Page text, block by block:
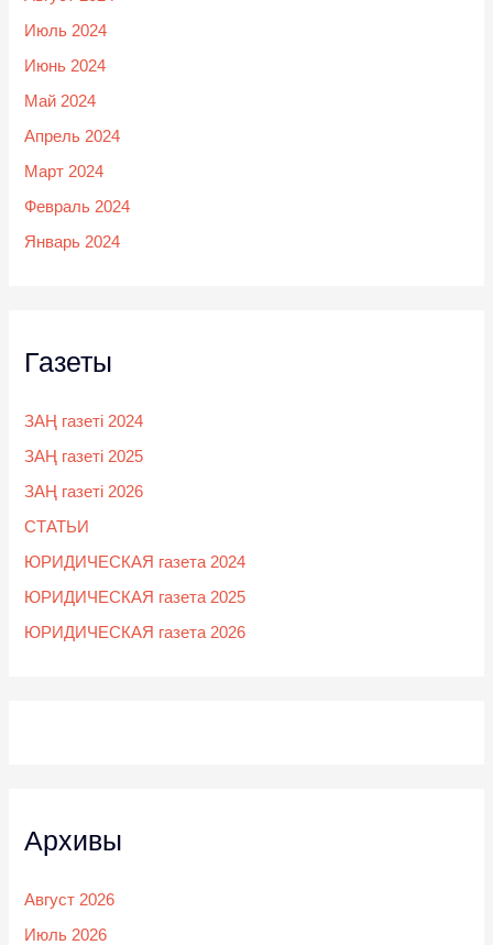
Июль 2024
Июнь 2024
Май 2024
Апрель 2024
Март 2024
Февраль 2024
Январь 2024
Газеты
ЗАҢ газеті 2024
ЗАҢ газеті 2025
ЗАҢ газеті 2026
СТАТЬИ
ЮРИДИЧЕСКАЯ газета 2024
ЮРИДИЧЕСКАЯ газета 2025
ЮРИДИЧЕСКАЯ газета 2026
Архивы
Август 2026
Июль 2026